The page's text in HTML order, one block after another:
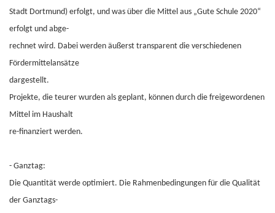
Stadt Dortmund) erfolgt, und was über die Mittel aus „Gute Schule 2020“
erfolgt und abge-
rechnet wird. Dabei werden äußerst transparent die verschiedenen
Fördermittelansätze
dargestellt.
Projekte, die teurer wurden als geplant, können durch die freigewordenen
Mittel im Haushalt
re-finanziert werden.
- Ganztag:
Die Quantität werde optimiert. Die Rahmenbedingungen für die Qualität
der Ganztags-